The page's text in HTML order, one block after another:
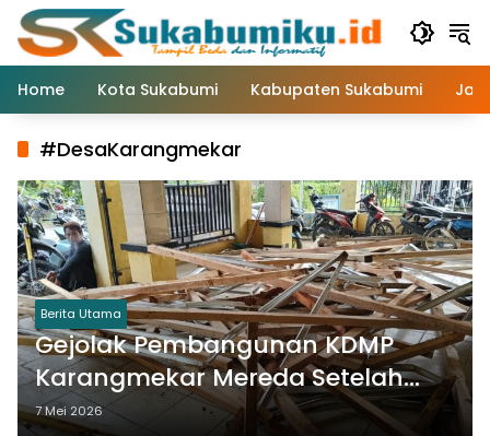
Langsung
konten
Home
Kota Sukabumi Kabupaten Sukabumi
#DesaKarangmekar
Berita Utama
Gejolak Pembangunan KDMP
Karangmekar Mereda Setelah
Ada Lahan Pengganti
7 Mei 2026